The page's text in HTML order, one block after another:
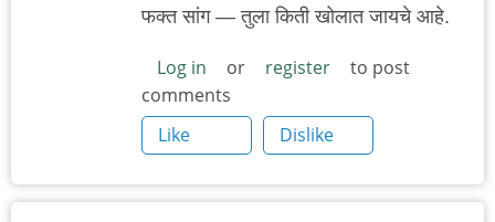
फक्त सांग — तुला किती खोलात जायचे आहे.
Log in or register
to post
comments
Like
Dislike